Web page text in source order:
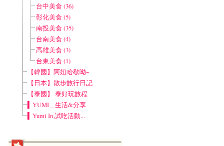
台中美食 (36)
彰化美食 (5)
南投美食 (35)
台南美食 (4)
高雄美食 (3)
台東美食 (1)
【韓國】阿妞哈歇呦~
【日本】散步旅行日記
【泰國】 泰好玩旅程
▍YUMI _ 生活&分享
▍Yumi In 試吃活動...